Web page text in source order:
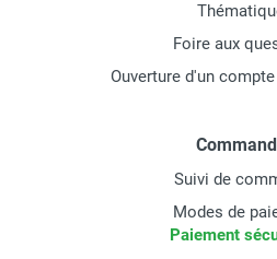
Foire aux
Ouverture d'un
Suivi de
Modes de
Paiement